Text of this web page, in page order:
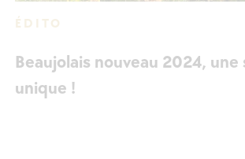
ÉDITO
Beaujolais nouveau 2024, une
unique !